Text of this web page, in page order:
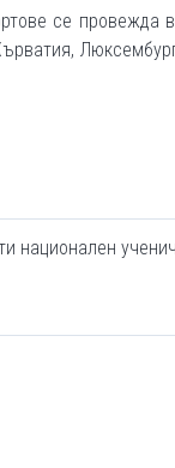
се провежда
национален